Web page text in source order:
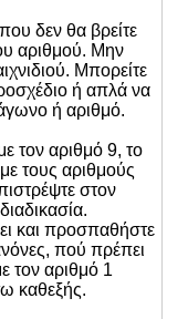
δεν θα βρείτε
αριθμού. Μην
Μπορείτε
ή απλά να
ή αριθμό.
τον αριθμό 9, το
τους αριθμούς
στον
και προσπαθήστε
πού πρέπει
τον αριθμό 1
καθεξής.